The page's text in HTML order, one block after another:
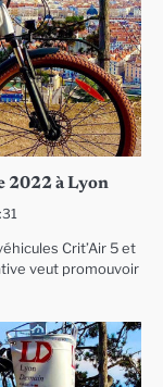
2022 à Lyon
Crit’Air 5 et
veut promouvoir